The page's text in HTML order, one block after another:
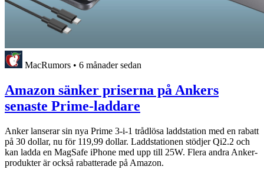
MacRumors • 6 månader sedan
Amazon sänker priserna på Ankers
senaste Prime-laddare
Anker lanserar sin nya Prime 3-i-1 trådlösa laddstation med en rabatt
på 30 dollar, nu för 119,99 dollar. Laddstationen stödjer Qi2.2 och
kan ladda en MagSafe ‌iPhone‌ med upp till 25W. Flera andra Anker-
produkter är också rabatterade på Amazon.